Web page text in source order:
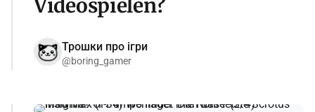
Videospielen?
Трошки про ігри
@boring_gamer